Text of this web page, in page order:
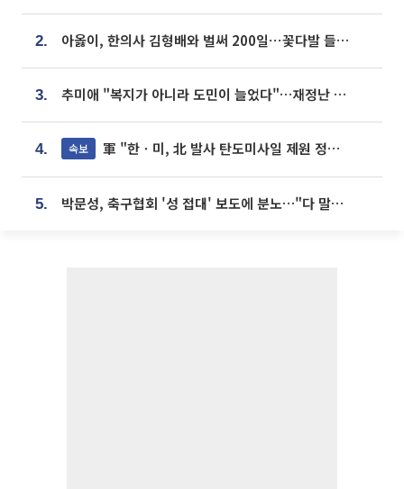
2. 아옳이, 한의사 김형배와 벌써 200일⋯꽃다발 들고 "프러포즈 아냐"
3. 추미애 "복지가 아니라 도민이 늘었다"…재정난 책임론 정면돌파
4. 속보 軍 "한ㆍ미, 北 발사 탄도미사일 제원 정밀분석 중"
5. 박문성, 축구협회 '성 접대' 보도에 분노…"다 말아먹으려고 작정했나"